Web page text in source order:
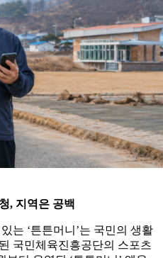
, 지역은 공백
는 ‘튼튼머니’는 국민의 생활
국민체육진흥공단의 스포츠